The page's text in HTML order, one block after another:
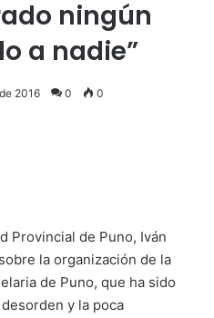
ningún
a nadie”
2016 0 0
Provincial de Puno, Iván
la organización de la
de Puno, que ha sido
y la poca